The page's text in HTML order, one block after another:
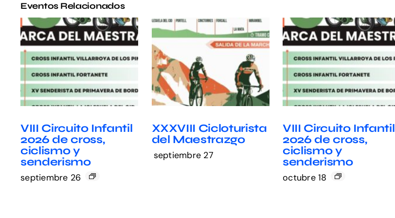
Eventos Relacionados
VIII Circuito Infantil
2026 de cross,
ciclismo y
senderismo
septiembre 26
XXXVIII Cicloturista
del Maestrazgo
septiembre 27
VIII Circuito Infantil
2026 de cross,
ciclismo y
senderismo
octubre 18